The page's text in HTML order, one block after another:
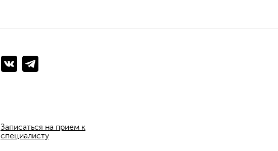
Записаться на прием к
специалисту